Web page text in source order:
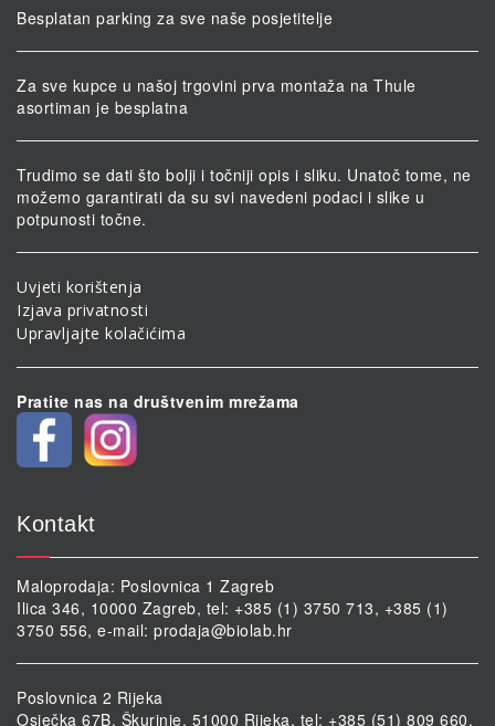
Besplatan parking za sve naše posjetitelje
Za sve kupce u našoj trgovini prva montaža na Thule
asortiman je besplatna
Trudimo se dati što bolji i točniji opis i sliku. Unatoč tome, ne
možemo garantirati da su svi navedeni podaci i slike u
potpunosti točne.
Uvjeti korištenja
Izjava privatnosti
Upravljajte kolačićima
Pratite nas na društvenim mrežama
Kontakt
Maloprodaja: Poslovnica 1 Zagreb
Ilica 346, 10000 Zagreb, tel: +385 (1) 3750 713, +385 (1)
3750 556, e-mail: prodaja@biolab.hr
Poslovnica 2 Rijeka
Osječka 67B, Škurinje, 51000 Rijeka, tel: +385 (51) 809 660,